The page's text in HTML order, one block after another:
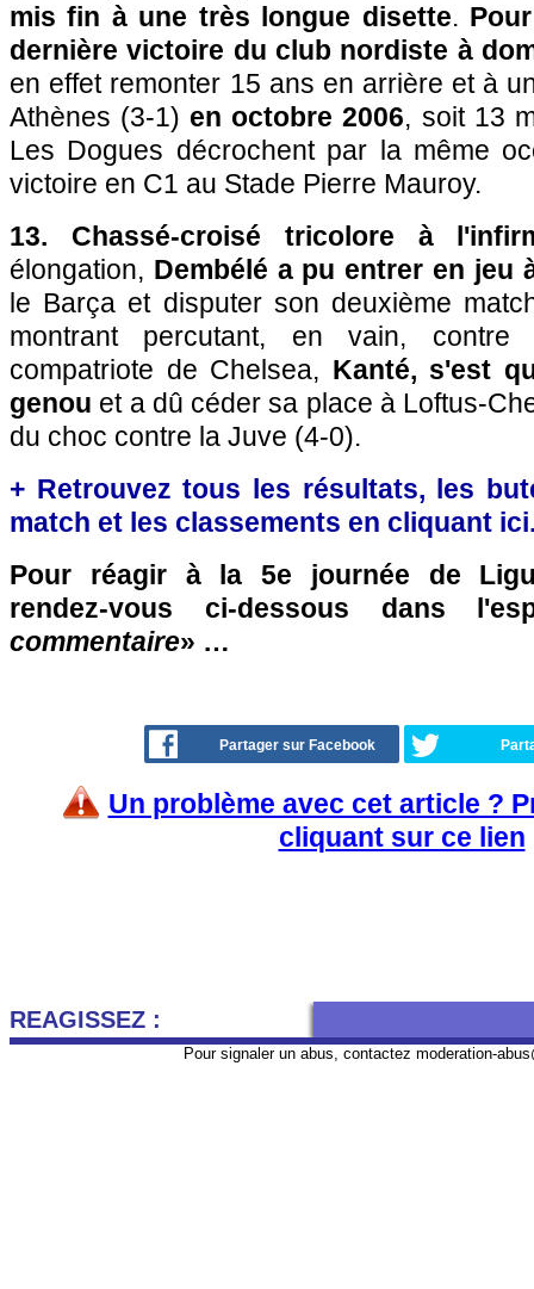
mis fin à une très longue disette.
dernière victoire du club nordiste à
en effet remonter 15 ans en arrière et à
Athènes (3-1) en octobre 2006, soit 13
Les Dogues décrochent par la même
victoire en C1 au Stade Pierre Mauroy.
13. Chassé-croisé tricolore à
élongation, Dembélé a pu entrer en jeu
le Barça et disputer son deuxième
montrant percutant, en vain, contre
compatriote de Chelsea, Kanté, s'est
genou et a dû céder sa place à Loftus-
du choc contre la Juve (4-0).
+ Retrouvez tous les résultats, les
match et les classements en cliquant
Pour réagir à la 5e journée de
rendez-vous ci-dessous dans
commentaire» …
Partager sur Facebook
Un problème avec cet article ?
cliquant sur ce lien
REAGISSEZ :
Pour signaler un abus, contactez moderation-